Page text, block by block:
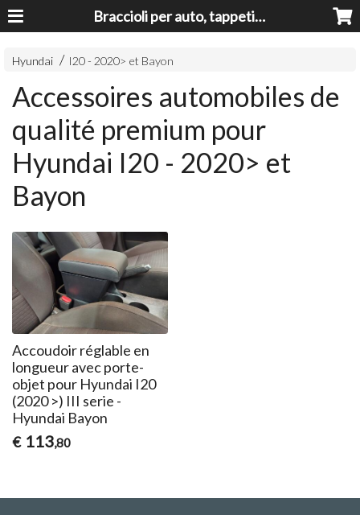
Braccioli per auto, tappeti auto, accessori auto MADE IN ITALY - Armrests, Mittelarmlehnen, Accoundoirs
Hyundai I20 - 2020> et Bayon
Accessoires automobiles de
qualité premium pour
Hyundai I20 - 2020> et
Bayon
Accoudoir réglable en
longueur avec porte-
objet pour Hyundai I20
(2020 >) III serie -
Hyundai Bayon
€ 113,80